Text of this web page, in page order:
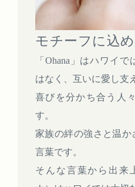
モチーフに込
「Ohana」はハワイ
はなく、互いに愛し支
喜びを分かち合う人
す。
家族の絆の強さと温
言葉です。
そんな言葉から出来